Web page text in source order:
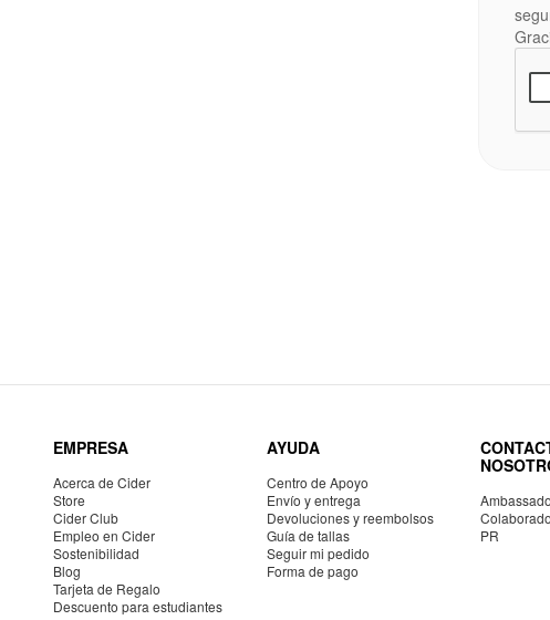
EMPRESA
Acerca de Cider
Store
Cider Club
Empleo en Cider
Sostenibilidad
Blog
Tarjeta de Regalo
Descuento para estudiantes
AYUDA
Centro de Apoyo
Envío y entrega
Devoluciones y reembolsos
Guía de tallas
Seguir mi pedido
Forma de pago
PR